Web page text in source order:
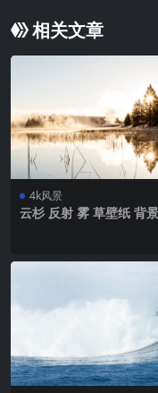
相关文章
4k风景
云杉 反射 雾 草壁纸 背